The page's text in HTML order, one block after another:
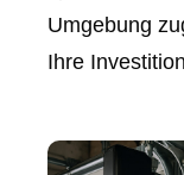
Umgebung
Ihre